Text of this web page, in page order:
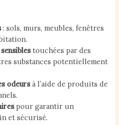
: sols, murs, meubles, fenêtres
touchées par des
substances potentiellement
odeursà l’aide de produits de
pour garantir un
et sécurisé.